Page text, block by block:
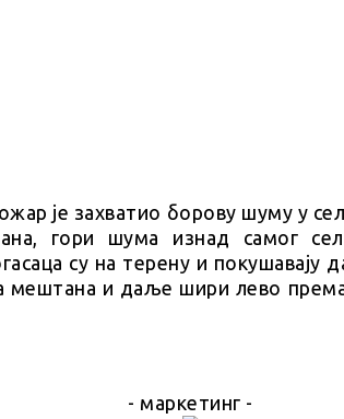
је захватио борову шуму у
гори шума изнад самог
су на терену и покушавају
мештана и даље шири лево
- маркетинг -